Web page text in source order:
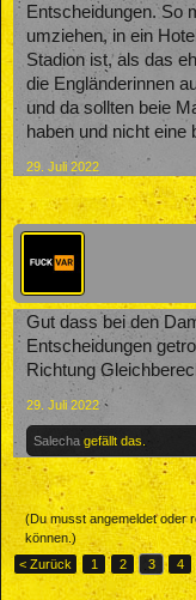
Entscheidungen. So
umziehen, in ein
Stadion ist, als das
die Engländerinnen
und da sollten beie
haben und nicht eine
29. Juli 2022
Gut dass bei den
Entscheidungen
Richtung
29. Juli 2022
Salecha gefällt das.
(Du musst angemeldet oder
können.)
< Zurück
1 2 3 4